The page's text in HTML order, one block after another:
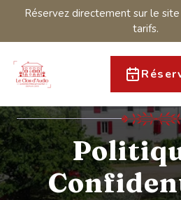
Réservez directement sur le
tarifs.